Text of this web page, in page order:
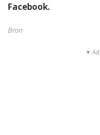
Facebook.
Bron
▼ Ad